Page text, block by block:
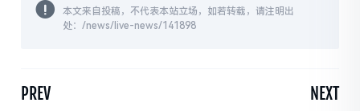
本文来自投稿，不代表本站立场，如若转载，请注明出
处：/news/live-news/141898
PREV NEXT